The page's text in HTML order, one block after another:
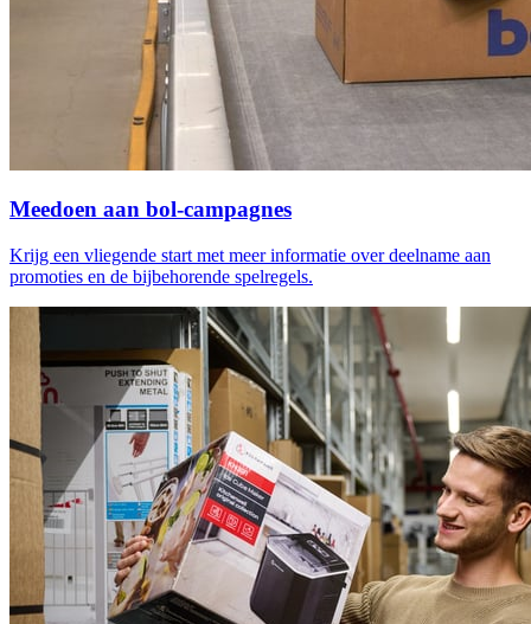
Meedoen aan bol-campagnes
Krijg een vliegende start met meer informatie over deelname aan
promoties en de bijbehorende spelregels.